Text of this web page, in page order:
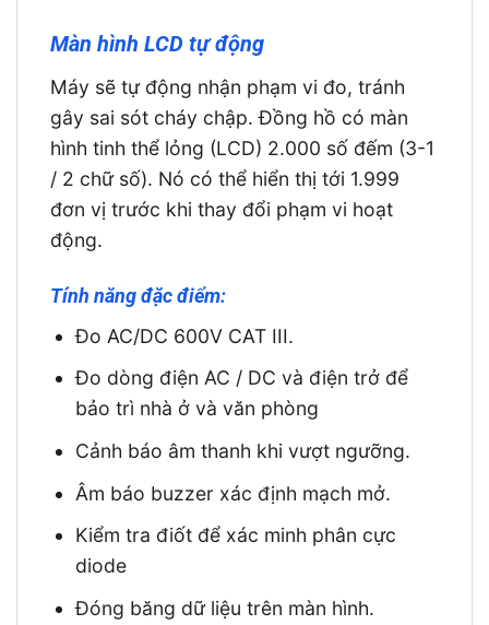
Màn hình LCD tự động
Máy sẽ tự động nhận phạm vi đo, tránh
gây sai sót cháy chập. Đồng hồ có màn
hình tinh thể lỏng (LCD) 2.000 số đếm (3-1
/ 2 chữ số). Nó có thể hiển thị tới 1.999
đơn vị trước khi thay đổi phạm vi hoạt
động.
Tính năng đặc điểm:
Đo AC/DC 600V CAT III.
Đo dòng điện AC / DC và điện trở để
bảo trì nhà ở và văn phòng
Cảnh báo âm thanh khi vượt ngưỡng.
Âm báo buzzer xác định mạch mở.
Kiểm tra điốt để xác minh phân cực
diode
Đóng băng dữ liệu trên màn hình.